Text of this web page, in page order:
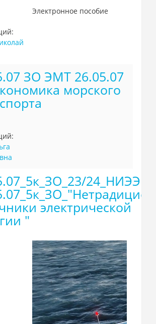
Электронное пособие
ЗО ЭМТ 26.05.07
морского
24_НИЭЭ
электрической
"